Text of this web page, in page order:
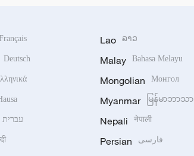
Deutsch
עברית
Lao ລາວ
Malay Bahasa Melayu
Mongolian Монгол
Myanmar မြန်မာဘာသာ
Nepali नेपाली
Persian فارسی